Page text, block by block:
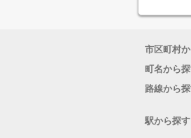
市区町村
町名から
路線から
駅から探す